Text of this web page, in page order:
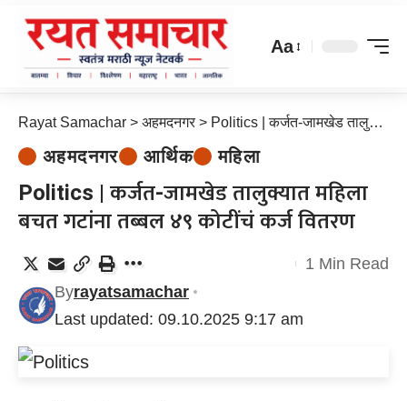
Aa
Rayat Samachar > अहमदनगर > Politics | कर्जत-जामखेड तालुक्यात महिला बचत गटांना तब्बल ४९ कोटींचं कर्ज वितरण
अहमदनगर आर्थिक महिला
Politics | कर्जत-जामखेड तालुक्यात महिला
बचत गटांना तब्बल ४९ कोटींचं कर्ज वितरण
Last updated: 09.10.2025 9:17 am
Byrayatsamachar
1 Min Read